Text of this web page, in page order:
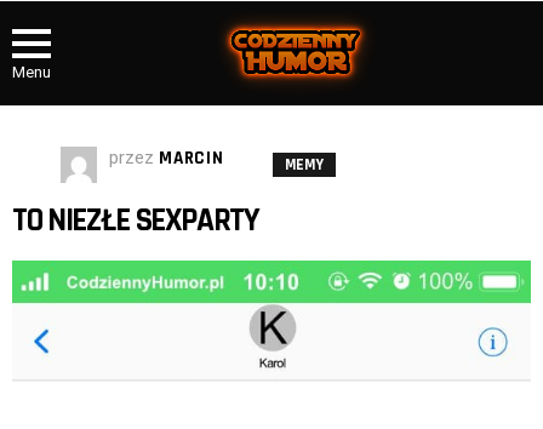
Menu
przez MARCIN MEMY
TO NIEZŁE SEXPARTY